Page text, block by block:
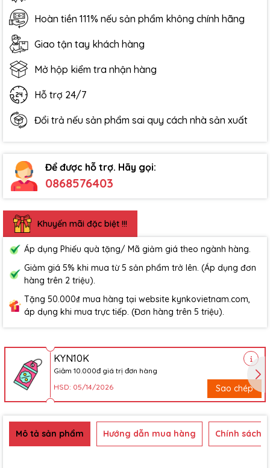
Hoàn tiền 111% nếu sản phẩm không chính hãng
Giao tận tay khách hàng
Mở hộp kiểm tra nhận hàng
Hỗ trợ 24/7
Đổi trả nếu sản phẩm sai quy cách nhà sản xuất
Để được hỗ trợ. Hãy gọi:
0868576403
Khuyến mãi đặc biệt !!!
Áp dụng Phiếu quà tặng/ Mã giảm giá theo ngành hàng.
Giảm giá 5% khi mua từ 5 sản phẩm trở lên. (Áp dụng đơn
hàng trên 2 triệu).
Tặng 50.000₫ mua hàng tại website kynkovietnam.com,
áp dụng khi mua trực tiếp. (Đơn hàng trên 5 triệu).
KYN10K
Giảm 10.000đ giá trị đơn hàng
HSD: 05/14/2026
Sao chép
Mô tả sản phẩm Hướng dẫn mua hàng Chính sách